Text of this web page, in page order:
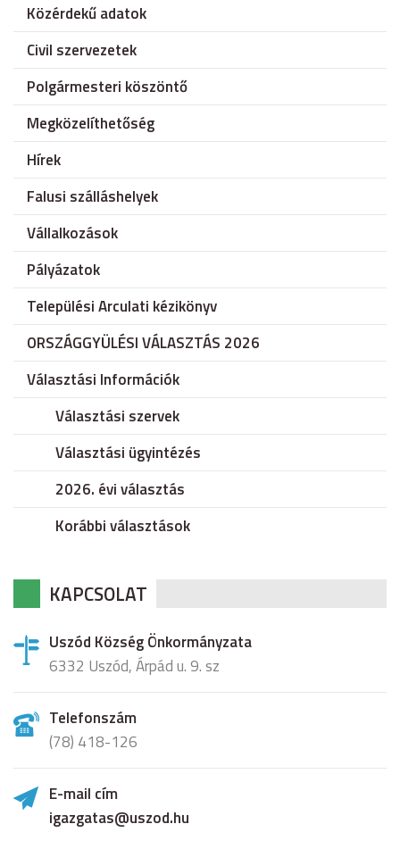
Közérdekű adatok
Civil szervezetek
Polgármesteri köszöntő
Megközelíthetőség
Hírek
Falusi szálláshelyek
Vállalkozások
Pályázatok
Települési Arculati kézikönyv
ORSZÁGGYÜLÉSI VÁLASZTÁS 2026
Választási Információk
Választási szervek
Választási ügyintézés
2026. évi választás
Korábbi választások
KAPCSOLAT
Uszód Község Önkormányzata
6332 Uszód, Árpád u. 9. sz
Telefonszám
(78) 418-126
E-mail cím
igazgatas@uszod.hu